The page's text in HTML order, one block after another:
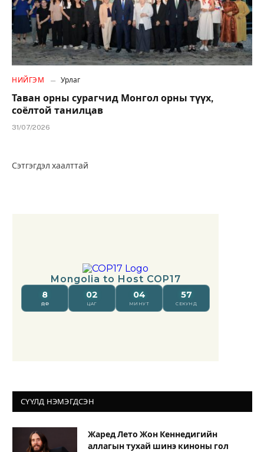
НИЙГЭМ Урлаг
Таван орны сурагчид Монгол орны түүх,
соёлтой танилцав
31/07/2026
Сэтгэгдэл хаалттай
СҮҮЛД НЭМЭГДСЭН
Жаред Лето Жон Кеннедигийн
аллагын тухай шинэ киноны гол